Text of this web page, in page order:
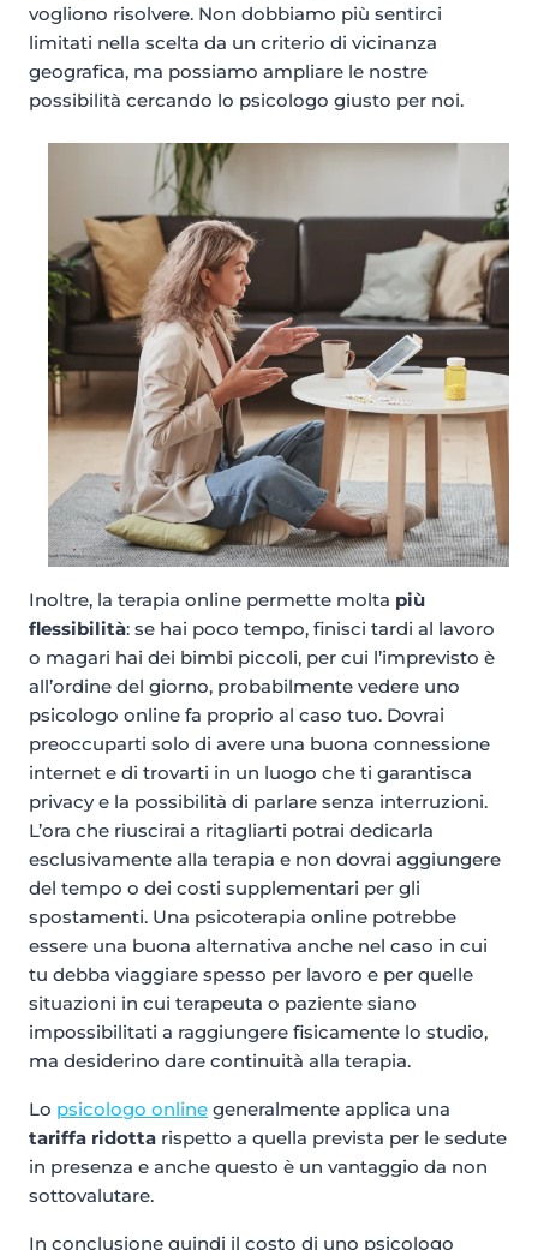
vogliono risolvere. Non dobbiamo più sentirci
limitati nella scelta da un criterio di vicinanza
geografica, ma possiamo ampliare le nostre
possibilità cercando lo psicologo giusto per noi.
Inoltre, la terapia online permette molta più
flessibilità: se hai poco tempo, finisci tardi al lavoro
o magari hai dei bimbi piccoli, per cui l’imprevisto è
all’ordine del giorno, probabilmente vedere uno
psicologo online fa proprio al caso tuo. Dovrai
preoccuparti solo di avere una buona connessione
internet e di trovarti in un luogo che ti garantisca
privacy e la possibilità di parlare senza interruzioni.
L’ora che riuscirai a ritagliarti potrai dedicarla
esclusivamente alla terapia e non dovrai aggiungere
del tempo o dei costi supplementari per gli
spostamenti. Una psicoterapia online potrebbe
essere una buona alternativa anche nel caso in cui
tu debba viaggiare spesso per lavoro e per quelle
situazioni in cui terapeuta o paziente siano
impossibilitati a raggiungere fisicamente lo studio,
ma desiderino dare continuità alla terapia.
Lo psicologo online generalmente applica una
tariffa ridotta rispetto a quella prevista per le sedute
in presenza e anche questo è un vantaggio da non
sottovalutare.
In conclusione quindi il costo di uno psicologo